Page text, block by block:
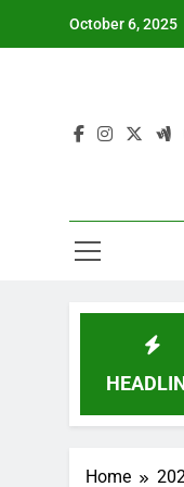
October 6, 2025
लागणार,येथे पहा कधी
Home